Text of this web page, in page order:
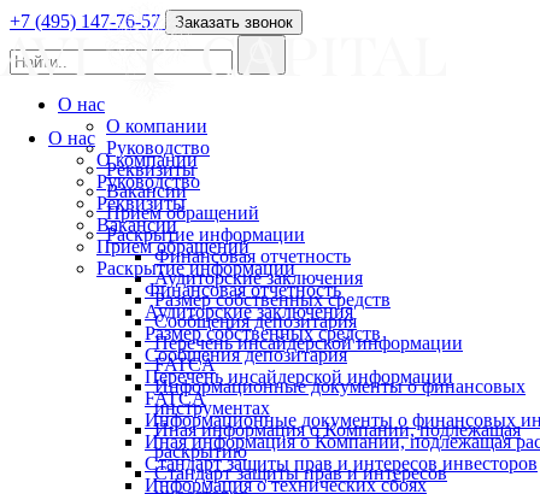
О нас
О компании
Руководство
Реквизиты
Вакансии
Прием обращений
Раскрытие информации
Финансовая отчетность
Аудиторские заключения
Размер собственных средств
Сообщения депозитария
Перечень инсайдерской информации
FATCA
Информационные документы о финансовых
Иная информация о Компании, подлежащая
Стандарт защиты прав и интересов инвесторов
Информация о технических сбоях
+7 (495) 147-76-57 Заказать звонок
О нас
О компании
Руководство
Реквизиты
Вакансии
Прием обращений
Раскрытие информации
Финансовая отчетность
Аудиторские заключения
Размер собственных средств
Сообщения депозитария
Перечень инсайдерской информации
FATCA
Информационные документы о финансовых
инструментах
Иная информация о Компании, подлежащая
раскрытию
Стандарт защиты прав и интересов